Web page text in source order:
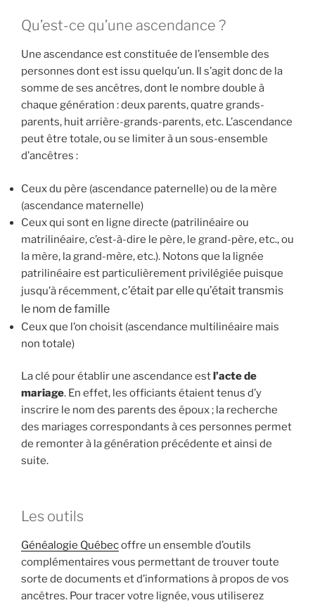
Qu’est-ce qu’une ascendance ?
Une ascendance est constituée de l’ensemble des
personnes dont est issu quelqu’un. Il s’agit donc de la
somme de ses ancêtres, dont le nombre double à
chaque génération : deux parents, quatre grands-
parents, huit arrière-grands-parents, etc. L’ascendance
peut être totale, ou se limiter à un sous-ensemble
d’ancêtres :
Ceux du père (ascendance paternelle) ou de la mère
(ascendance maternelle)
Ceux qui sont en ligne directe (patrilinéaire ou
matrilinéaire, c’est-à-dire le père, le grand-père, etc., ou
la mère, la grand-mère, etc.). Notons que la lignée
patrilinéaire est particulièrement privilégiée puisque
jusqu’à récemment,c’était par elle qu’était transmis
le nom de famille
Ceux que l’on choisit (ascendance multilinéaire mais
non totale)
La clé pour établir une ascendance estl’acte de
mariage. En effet, les officiants étaient tenus d’y
inscrire le nom des parents des époux ; la recherche
des mariages correspondants à ces personnes permet
de remonter à la génération précédente et ainsi de
suite.
Les outils
Généalogie Québecoffre un ensemble d’outils
complémentaires vous permettant de trouver toute
sorte de documents et d’informations à propos de vos
ancêtres. Pour tracer votre lignée, vous utiliserez